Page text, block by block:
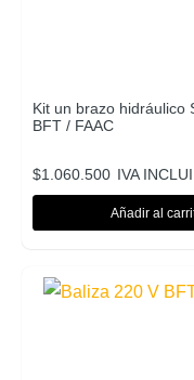
Kit un brazo hidráulico
BFT / FAAC
$1.060.500 IVA
Añadir al